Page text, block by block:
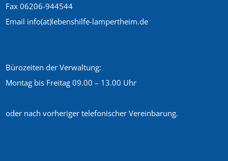
Fax 06206-944544
Email info(at)lebenshilfe-lampertheim.de
Bürozeiten der Verwaltung:
Montag bis Freitag 09.00 – 13.00 Uhr
oder nach vorheriger telefonischer Vereinbarung.